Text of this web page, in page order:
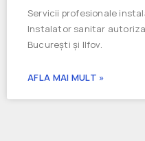
Servicii profesionale
Instalator sanitar
București și Ilfov.
AFLA MAI MULT »